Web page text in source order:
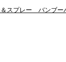
スプレー バンブ